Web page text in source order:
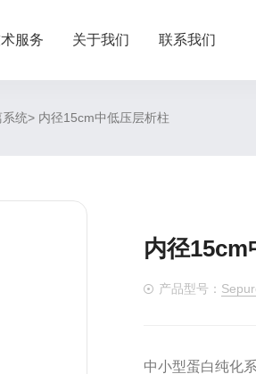
服务 关于我们 联系我们
系统> 内径15cm中低压层析柱
内径15cm
产品型号：
中小型蛋白纯化